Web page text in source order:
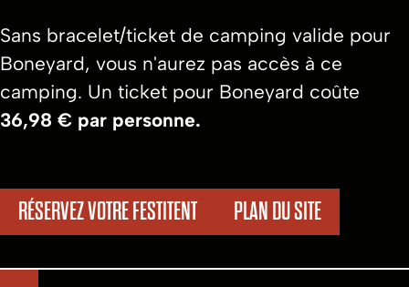
Sans bracelet/ticket de camping valide pour
Boneyard, vous n'aurez pas accès à ce
camping. Un ticket pour Boneyard coûte
36,98 € par personne.
RÉSERVEZ VOTRE FESTITENT PLAN DU SITE